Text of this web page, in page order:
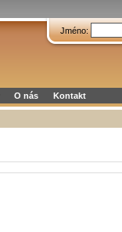
Jméno:
O nás Kontakt